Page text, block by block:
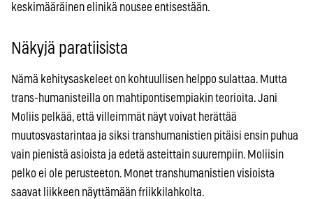
keskimääräinen elinikä nousee entisestään.
Näkyjä paratiisista
Nämä kehitysaskeleet on kohtuullisen helppo sulattaa. Mutta
trans-humanisteilla on mahtipontisempiakin teorioita. Jani
Moliis pelkää, että villeimmät näyt voivat herättää
muutosvastarintaa ja siksi transhumanistien pitäisi ensin puhua
vain pienistä asioista ja edetä asteittain suurempiin. Moliisin
pelko ei ole perusteeton. Monet transhumanistien visioista
saavat liikkeen näyttämään friikkilahkolta.